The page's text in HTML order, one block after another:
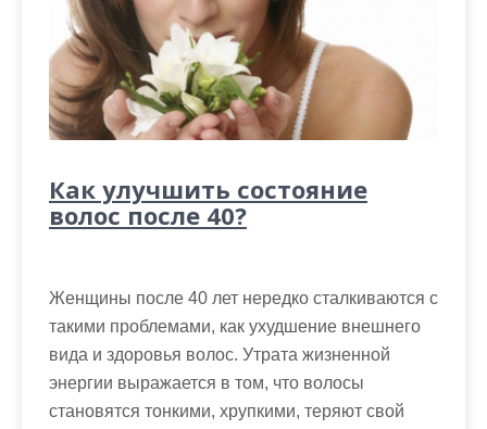
Как улучшить состояние
волос после 40?
Женщины после 40 лет нередко сталкиваются с
такими проблемами, как ухудшение внешнего
вида и здоровья волос. Утрата жизненной
энергии выражается в том, что волосы
становятся тонкими, хрупкими, теряют свой